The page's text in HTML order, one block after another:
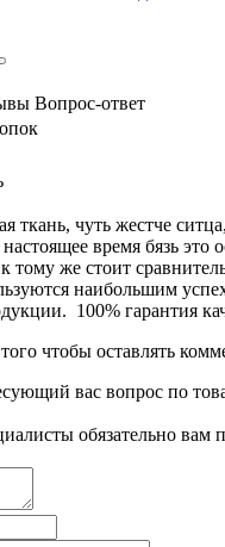
Вопрос-ответ
ткань, чуть жестче
время бязь это
тому же стоит
наибольшим
100% гарантия
чтобы оставлять
вас вопрос по
обязательно вам